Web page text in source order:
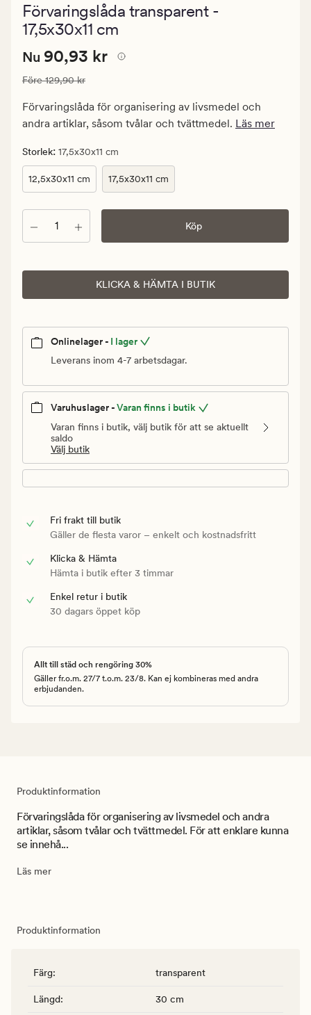
Förvaringslåda transparent -
17,5x30x11 cm
Nuvarande
90,93
kr.
Ordinarie
129,90
kr
Nuvarande pris
Nu 90,93 kr
Ordinarie pris 129,90 kr
Före129,90 kr
Förvaringslåda för organisering av livsmedel och
andra artiklar, såsom tvålar och tvättmedel. Läs mer
Storlek: 17,5x30x11 cm
12,5x30x11 cm 17,5x30x11 cm
Antal Köp
KLICKA & HÄMTA I BUTIK
Onlinelager - I lager
Leverans inom 4-7 arbetsdagar.
Varuhuslager -Varan finns i butik
Varan finns i butik, välj butik för att se aktuellt
saldo
Välj butik
Fri frakt till butik
Gäller de flesta varor – enkelt och kostnadsfritt
Klicka & Hämta
Hämta i butik efter 3 timmar
Enkel retur i butik
30 dagars öppet köp
Allt till städ och rengöring 30%
Gäller fr.o.m. 27/7 t.o.m. 23/8. Kan ej kombineras med andra
erbjudanden.
Produktinformation
Förvaringslåda för organisering av livsmedel och andra
artiklar, såsom tvålar och tvättmedel. För att enklare kunna
se innehå...
Läs mer
Produktinformation
Färg: transparent
Längd: 30 cm